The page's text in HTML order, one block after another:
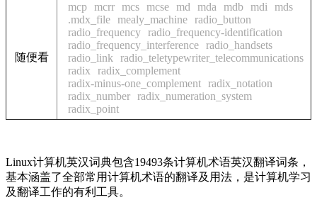
随便看
mcp mcrr mcs mcse md mda mdb mdi
mds
.mdx_file mealy_machine radio_button
radio_frequency radio_frequency-identification
radio_frequency_interference radio_handsets
radio_link
radio_teletypewriter_telecommunications
radix
radix_complement
radix-minus-one_complement radix_notation
radix_number radix_numeration_system
radix_point
Linux计算机英汉词典包含19493条计算机术语英汉翻译词条，
基本涵盖了全部常用计算机术语的翻译及用法，是计算机学习
及翻译工作的有利工具。